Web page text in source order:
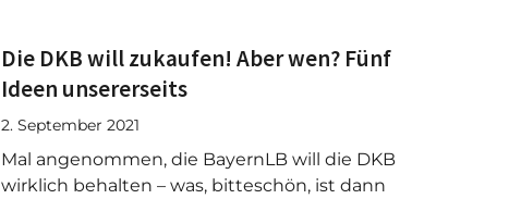
Die DKB will zukaufen! Aber wen? Fünf
Ideen unsererseits
2. September 2021
Mal angenommen, die BayernLB will die DKB
wirklich behalten – was, bitteschön, ist dann